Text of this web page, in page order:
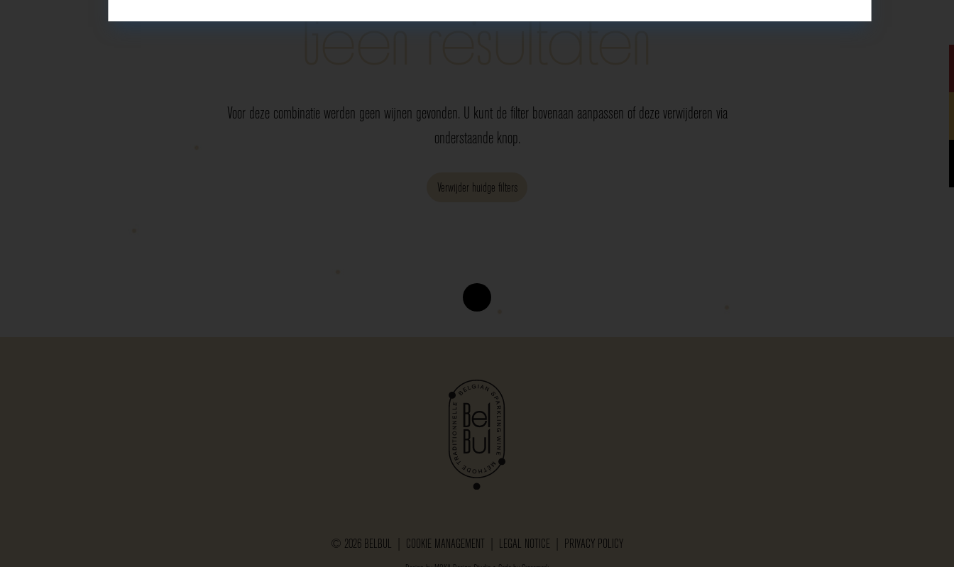
Geen resultaten
Voor deze combinatie werden geen wijnen gevonden. U kunt de filter bovenaan aanpassen of deze verwijderen via
onderstaande knop.
Verwijder huidge filters
© 2026 BELBUL | COOKIE MANAGEMENT LEGAL NOTICE PRIVACY POLICY